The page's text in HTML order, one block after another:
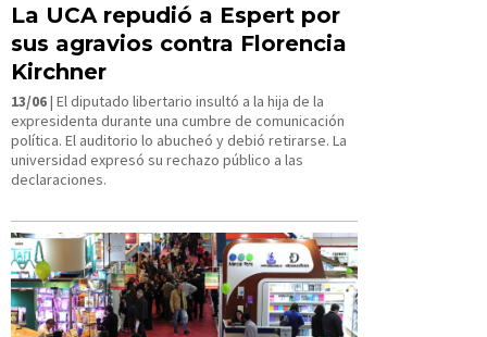
La UCA repudió a Espert por
sus agravios contra Florencia
Kirchner
13/06| El diputado libertario insultó a la hija de la
expresidenta durante una cumbre de comunicación
política. El auditorio lo abucheó y debió retirarse. La
universidad expresó su rechazo público a las
declaraciones.